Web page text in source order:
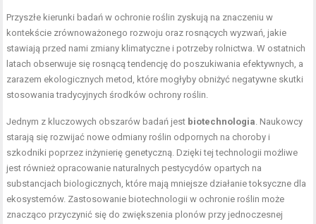
Przyszłe kierunki badań w ochronie roślin zyskują na znaczeniu w
kontekście zrównoważonego rozwoju oraz rosnących wyzwań, jakie
stawiają przed nami zmiany klimatyczne i potrzeby rolnictwa. W ostatnich
latach obserwuje się rosnącą tendencję do poszukiwania efektywnych, a
zarazem ekologicznych metod, które mogłyby obniżyć negatywne skutki
stosowania tradycyjnych środków ochrony roślin.
Jednym z kluczowych obszarów badań jest biotechnologia. Naukowcy
starają się rozwijać nowe odmiany roślin odpornych na choroby i
szkodniki poprzez inżynierię genetyczną. Dzięki tej technologii możliwe
jest również opracowanie naturalnych pestycydów opartych na
substancjach biologicznych, które mają mniejsze działanie toksyczne dla
ekosystemów. Zastosowanie biotechnologii w ochronie roślin może
znacząco przyczynić się do zwiększenia plonów przy jednoczesnej